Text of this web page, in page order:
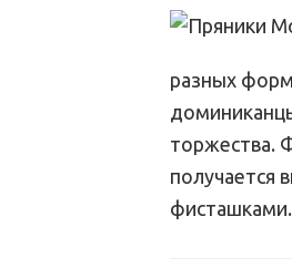
разных
торжества.
получается
фисташками.